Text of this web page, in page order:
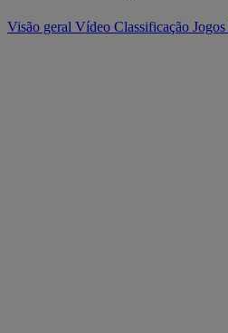
Visão geral Vídeo Classificação Jogos